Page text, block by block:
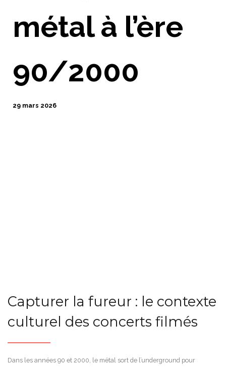
métal à l’ère
90/2000
29 mars 2026
Capturer la fureur : le contexte
culturel des concerts filmés
Dans les années 90 et 2000, le métal sort de l’underground pour